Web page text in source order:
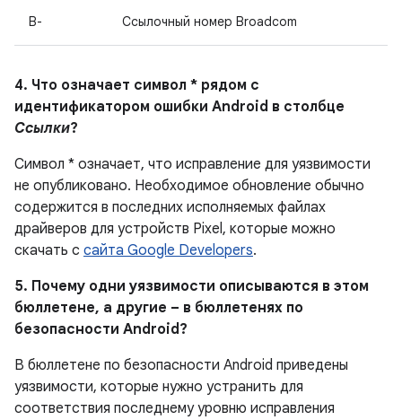
B- Ссылочный номер Broadcom
4. Что означает символ * рядом с
идентификатором ошибки Android в столбце
Ссылки?
Символ * означает, что исправление для уязвимости
не опубликовано. Необходимое обновление обычно
содержится в последних исполняемых файлах
драйверов для устройств Pixel, которые можно
скачать с сайта Google Developers.
5. Почему одни уязвимости описываются в этом
бюллетене, а другие – в бюллетенях по
безопасности Android?
В бюллетене по безопасности Android приведены
уязвимости, которые нужно устранить для
соответствия последнему уровню исправления